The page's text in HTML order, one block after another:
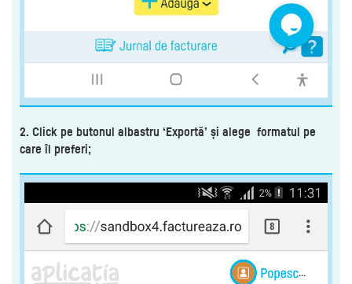
2. Click pe butonul albastru ‘Exportă’ și alege formatul pe
care îl preferi;